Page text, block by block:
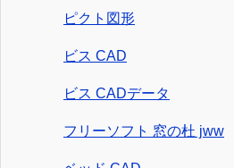
ピクト図形
ビス CAD
ビス CADデータ
フリーソフト 窓の杜 jww